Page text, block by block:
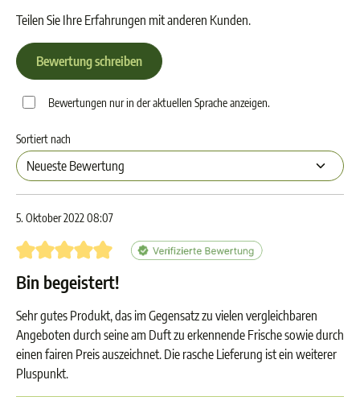
Teilen Sie Ihre Erfahrungen mit anderen Kunden.
Bewertung schreiben
Bewertungen nur in der aktuellen Sprache anzeigen.
Sortiert nach
5. Oktober 2022 08:07
Bewertung mit 5 von 5 Sternen
Bin begeistert!
Sehr gutes Produkt, das im Gegensatz zu vielen vergleichbaren
Angeboten durch seine am Duft zu erkennende Frische sowie durch
einen fairen Preis auszeichnet. Die rasche Lieferung ist ein weiterer
Pluspunkt.